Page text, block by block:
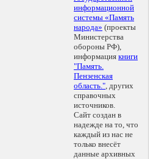
информационной
системы «Память
народа» (проекты
Министерства
обороны РФ),
информация книги
"Память.
Пензенская
область.", других
справочных
источников.
Сайт создан в
надежде на то, что
каждый из нас не
только внесёт
данные архивных